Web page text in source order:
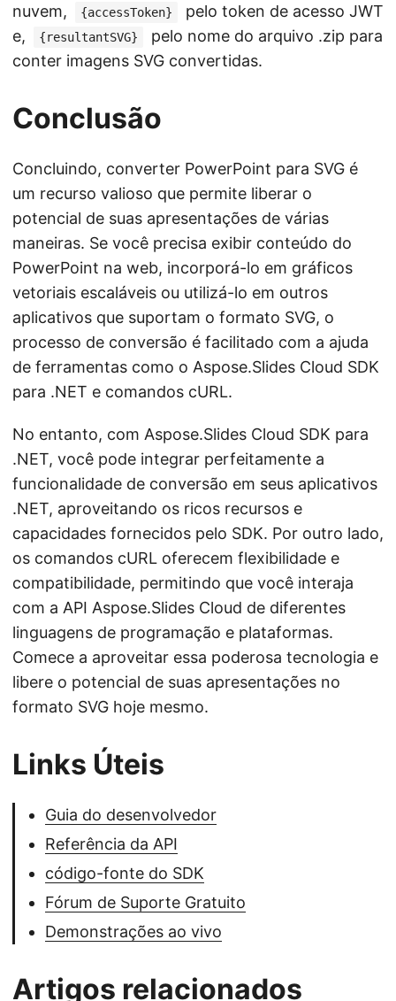
nuvem, {accessToken}
pelo token de acesso JWT
e,
{resultantSVG}
pelo nome do arquivo .zip para
conter imagens SVG convertidas.
Conclusão
Concluindo, converter PowerPoint para SVG é
um recurso valioso que permite liberar o
potencial de suas apresentações de várias
maneiras. Se você precisa exibir conteúdo do
PowerPoint na web, incorporá-lo em gráficos
vetoriais escaláveis ou utilizá-lo em outros
aplicativos que suportam o formato SVG, o
processo de conversão é facilitado com a ajuda
de ferramentas como o Aspose.Slides Cloud SDK
para .NET e comandos cURL.
No entanto, com Aspose.Slides Cloud SDK para
.NET, você pode integrar perfeitamente a
funcionalidade de conversão em seus aplicativos
.NET, aproveitando os ricos recursos e
capacidades fornecidos pelo SDK. Por outro lado,
os comandos cURL oferecem flexibilidade e
compatibilidade, permitindo que você interaja
com a API Aspose.Slides Cloud de diferentes
linguagens de programação e plataformas.
Comece a aproveitar essa poderosa tecnologia e
libere o potencial de suas apresentações no
formato SVG hoje mesmo.
Links Úteis
Guia do desenvolvedor
Referência da API
código-fonte do SDK
Fórum de Suporte Gratuito
Demonstrações ao vivo
Artigos relacionados